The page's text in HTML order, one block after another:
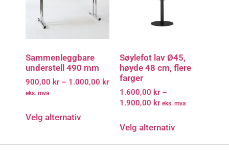
Sammenleggbare
understell 490 mm
900,00 kr – 1.000,00 kr
eks. mva
Velg alternativ
Søylefot lav Ø45,
høyde 48 cm, flere
farger
1.600,00 kr –
1.900,00 kr eks. mva
Velg alternativ